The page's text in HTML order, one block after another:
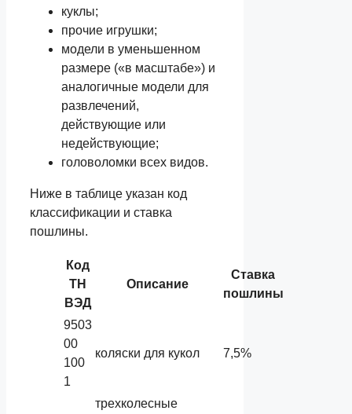
куклы;
прочие игрушки;
модели в уменьшенном
размере («в масштабе») и
аналогичные модели для
развлечений,
действующие или
недействующие;
головоломки всех видов.
Ниже в таблице указан код
классификации и ставка
пошлины.
Код
ТН
ВЭД
Описание
Ставка
пошлины
9503
00
100
1
коляски для кукол 7,5%
трехколесные